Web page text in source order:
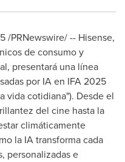
/PRNewswire/ -- Hisense,
de consumo y
presentará una línea
por IA en IFA 2025
vida cotidiana"). Desde el
del cine hasta la
climáticamente
la IA transforma cada
personalizadas e